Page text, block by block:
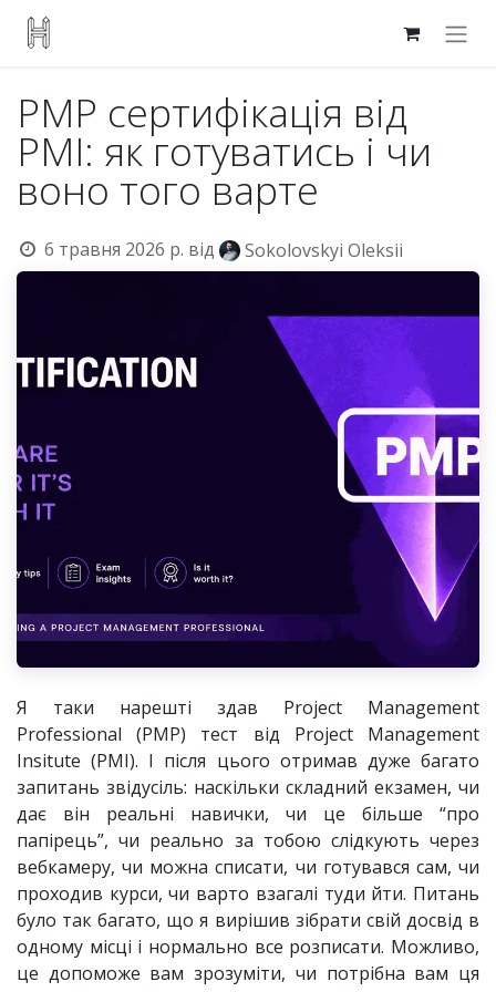
PMP сертифікація від
PMI: як готуватись і чи
воно того варте
6 травня 2026 р. від Sokolovskyi Oleksii
Я таки нарешті здав Project Management
Professional (PMP) тест від Project Management
Insitute (PMI). І після цього отримав дуже багато
запитань звідусіль: наскільки складний екзамен, чи
дає він реальні навички, чи це більше “про
папірець”, чи реально за тобою слідкують через
вебкамеру, чи можна списати, чи готувався сам, чи
проходив курси, чи варто взагалі туди йти. Питань
було так багато, що я вирішив зібрати свій досвід в
одному місці і нормально все розписати. Можливо,
це допоможе вам зрозуміти, чи потрібна вам ця